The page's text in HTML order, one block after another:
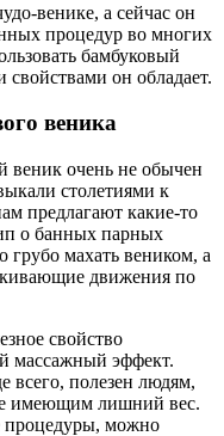
венике, а сейчас он
процедур во многих
бамбуковый
он обладает.
веника
веник очень не обычен
столетиями к
предлагают какие-то
о банных парных
грубо махать веником, а
движения по
свойство
массажный эффект.
всего, полезен людям,
имеющим лишний вес.
процедуры, можно